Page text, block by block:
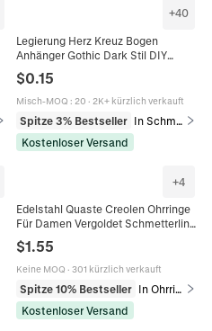
+40
Legierung Herz Kreuz Bogen
Anhänger Gothic Dark Stil DIY
Halskette Ohrringe Armband
$0.15
Misch-MOQ : 20 · 2K+ kürzlich verkauft
Spitze 3% Bestseller
Kostenloser Versand
+4
Edelstahl Quaste Creolen Ohrringe
Für Damen Vergoldet Schmetterling
Kreuz Schlange Stern Anhänger
Persönlichkeit Schmuck
$1.55
Keine MOQ · 301 kürzlich verkauft
Spitze 10% Bestseller
In Ohrringe
Kostenloser Versand